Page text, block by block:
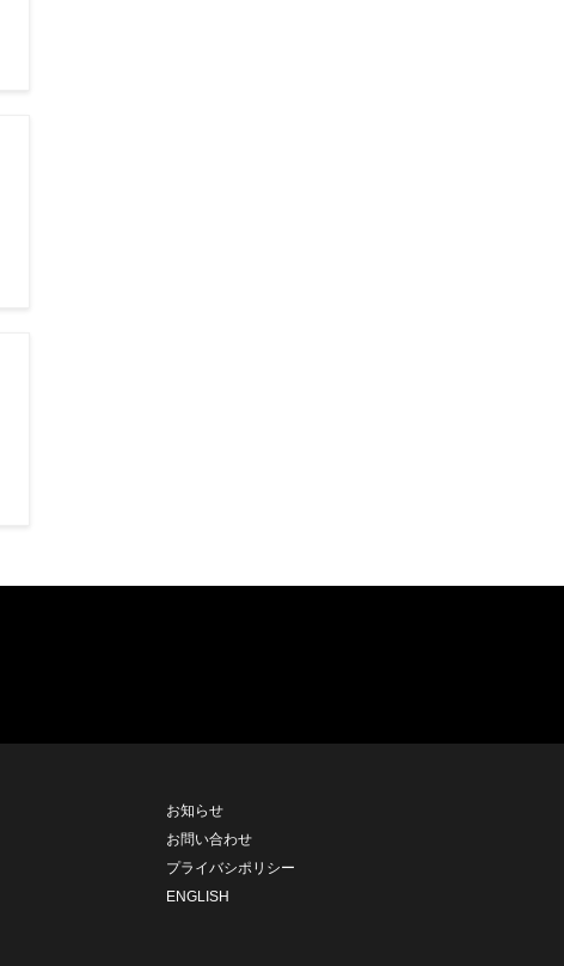
お知らせ
お問い合わせ
プライバシポリシー
ENGLISH